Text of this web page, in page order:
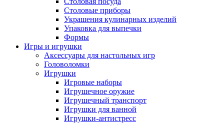
Столовые приборы
Украшения кулинарных изделий
Упаковка для выпечки
Формы
Игры и игрушки
Аксессуары для настольных игр
Головоломки
Игрушки
Игровые наборы
Игрушечное оружие
Игрушечный транспорт
Игрушки для ванной
Игрушки-антистресс